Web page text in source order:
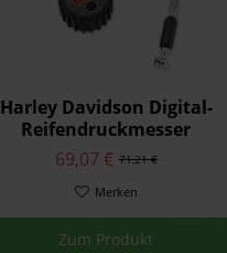
Harley Davidson Digital-
Reifendruckmesser
75158-10
71,21 €
69,07 €
Merken
Zum Produkt